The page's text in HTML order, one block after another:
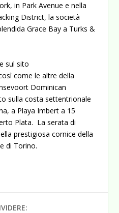
in Park Avenue e nella
District, la società
Grace Bay a Turks &
sul sito
come le altre della
Dominican
sulla costa settentrionale
a Playa Imbert a 15
Plata. La serata di
prestigiosa cornice della
di Torino.